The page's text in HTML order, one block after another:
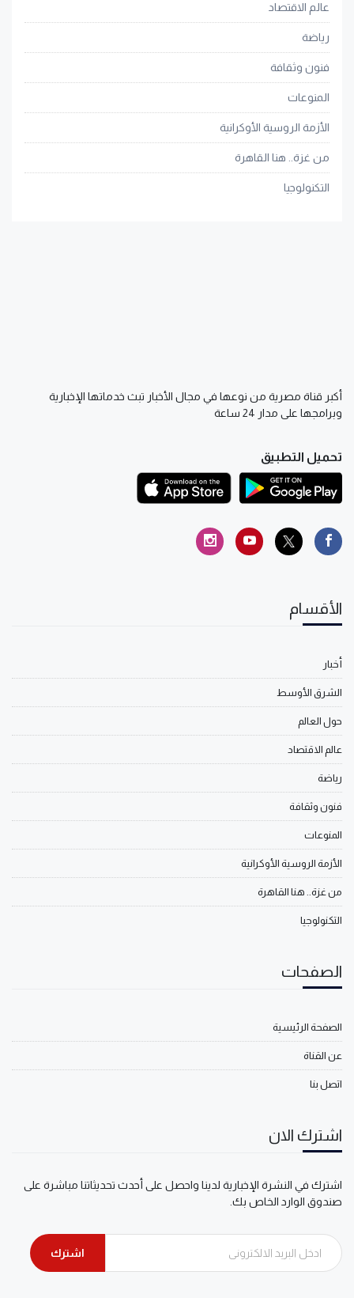
عالم الاقتصاد
رياضة
فنون وثقافة
المنوعات
الأزمة الروسية الأوكرانية
من غزة.. هنا القاهرة
التكنولوجيا
أكبر قناة مصرية من نوعها في مجال الأخبار تبث خدماتها الإخبارية
وبرامجها على مدار 24 ساعة
تحميل التطبيق
الأقسام
أخبار
الشرق الأوسط
حول العالم
عالم الاقتصاد
رياضة
فنون وثقافة
المنوعات
الأزمة الروسية الأوكرانية
من غزة.. هنا القاهرة
التكنولوجيا
الصفحات
الصفحة الرئيسية
عن القناة
اتصل بنا
اشترك الان
اشترك في النشرة الإخبارية لدينا واحصل على أحدث تحديثاتنا مباشرة على
صندوق الوارد الخاص بك.
اشترك